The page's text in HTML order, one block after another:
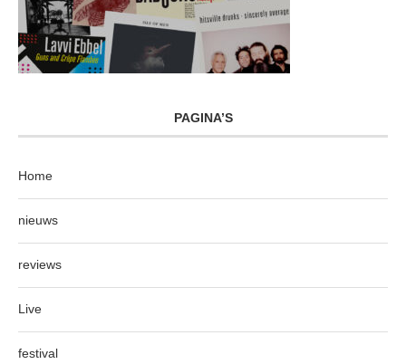
PAGINA’S
Home
nieuws
reviews
Live
festival